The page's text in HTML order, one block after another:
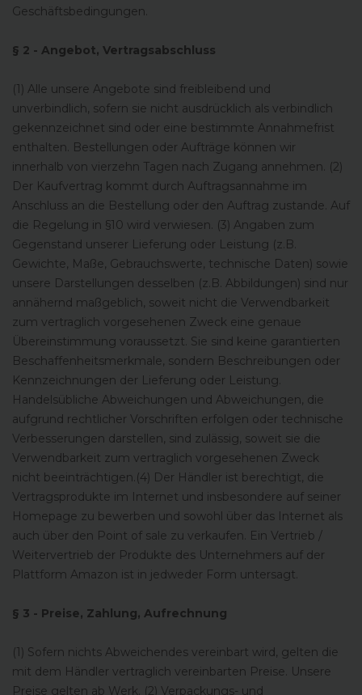
Geschäftsbedingungen.
§ 2 - Angebot, Vertragsabschluss
(1) Alle unsere Angebote sind freibleibend und
unverbindlich, sofern sie nicht ausdrücklich als verbindlich
gekennzeichnet sind oder eine bestimmte Annahmefrist
enthalten. Bestellungen oder Aufträge können wir
innerhalb von vierzehn Tagen nach Zugang annehmen. (2)
Der Kaufvertrag kommt durch Auftragsannahme im
Anschluss an die Bestellung oder den Auftrag zustande. Auf
die Regelung in §10 wird verwiesen. (3) Angaben zum
Gegenstand unserer Lieferung oder Leistung (z.B.
Gewichte, Maße, Gebrauchswerte, technische Daten) sowie
unsere Darstellungen desselben (z.B. Abbildungen) sind nur
annähernd maßgeblich, soweit nicht die Verwendbarkeit
zum vertraglich vorgesehenen Zweck eine genaue
Übereinstimmung voraussetzt. Sie sind keine garantierten
Beschaffenheitsmerkmale, sondern Beschreibungen oder
Kennzeichnungen der Lieferung oder Leistung.
Handelsübliche Abweichungen und Abweichungen, die
aufgrund rechtlicher Vorschriften erfolgen oder technische
Verbesserungen darstellen, sind zulässig, soweit sie die
Verwendbarkeit zum vertraglich vorgesehenen Zweck
nicht beeinträchtigen.(4) Der Händler ist berechtigt, die
Vertragsprodukte im Internet und insbesondere auf seiner
Homepage zu bewerben und sowohl über das Internet als
auch über den Point of sale zu verkaufen. Ein Vertrieb /
Weitervertrieb der Produkte des Unternehmers auf der
Plattform Amazon ist in jedweder Form untersagt.
§ 3 - Preise, Zahlung, Aufrechnung
(1) Sofern nichts Abweichendes vereinbart wird, gelten die
mit dem Händler vertraglich vereinbarten Preise. Unsere
Preise gelten ab Werk. (2) Verpackungs- und